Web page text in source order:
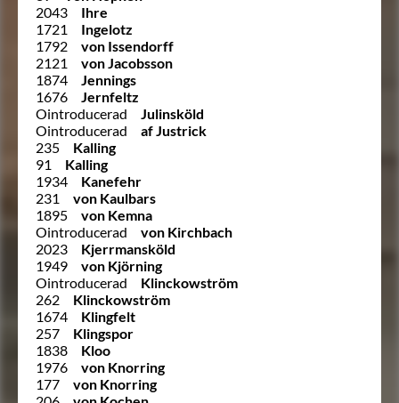
2043
Ihre
1721
Ingelotz
1792
von Issendorff
2121
von Jacobsson
1874
Jennings
1676
Jernfeltz
Ointroducerad
Julinsköld
Ointroducerad
af Justrick
235
Kalling
91
Kalling
1934
Kanefehr
231
von Kaulbars
1895
von Kemna
Ointroducerad
von Kirchbach
2023
Kjerrmansköld
1949
von Kjörning
Ointroducerad
Klinckowström
262
Klinckowström
1674
Klingfelt
257
Klingspor
1838
Kloo
1976
von Knorring
177
von Knorring